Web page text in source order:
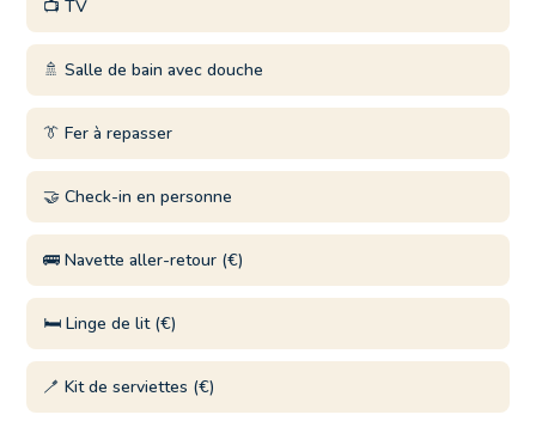
📺 TV
🚿 Salle de bain avec douche
👔 Fer à repasser
🤝 Check-in en personne
🚌 Navette aller-retour (€)
🛏️ Linge de lit (€)
🪥 Kit de serviettes (€)